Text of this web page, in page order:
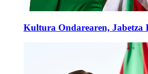
Kultura Ondarearen, Jabetza